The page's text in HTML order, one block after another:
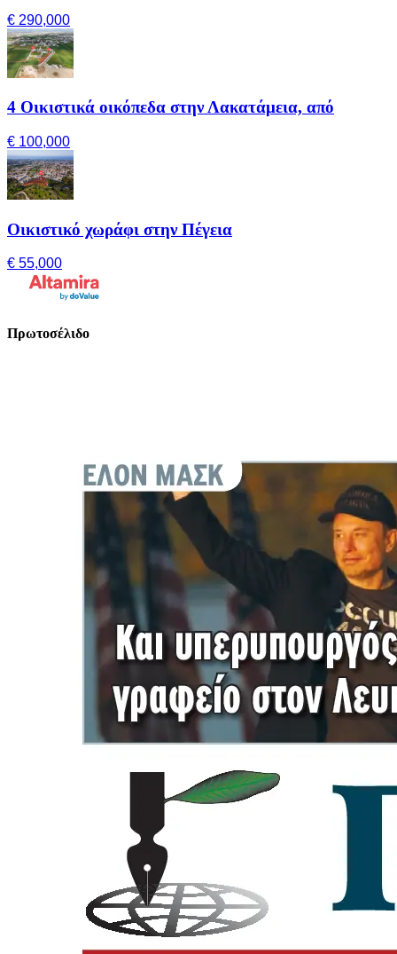
€ 290,000
4 Οικιστικά οικόπεδα στην Λακατάμεια, από
€ 100,000
Οικιστικό χωράφι στην Πέγεια
€ 55,000
Πρωτοσέλιδο